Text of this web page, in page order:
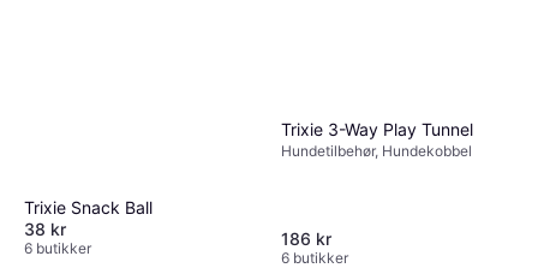
Trixie Snack Ball
38 kr
6 butikker
Trixie 3-Way Play Tunnel
Hundetilbehør, Hundekobbel
186 kr
6 butikker